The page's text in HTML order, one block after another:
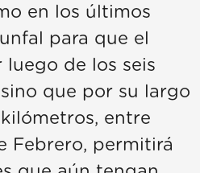
en los últimos
para que el
de los seis
que por su largo
entre
Febrero, permitirá